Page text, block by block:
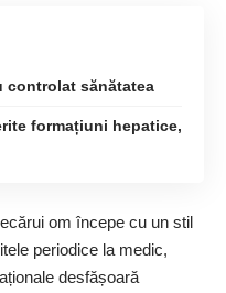
controlat sănătatea
formațiuni hepatice,
om începe cu un stil
periodice la medic,
desfășoară